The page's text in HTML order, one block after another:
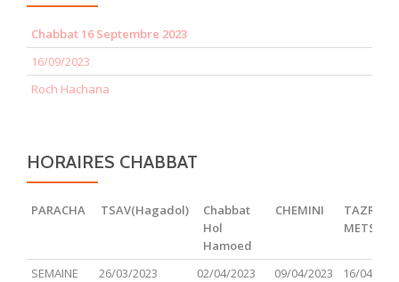
Chabbat 16 Septembre 2023
16/09/2023
Roch Hachana
HORAIRES CHABBAT
PARACHA TSAV(Hagadol)
Chabbat
Hol
Hamoed
CHEMINI
TAZRIA
PARACHA TSAV(Hagadol)
Chabbat
CHEMINI
TAZRIA
SEMAINE
26/03/2023 02/04/2023 09/04/2023 16/04/